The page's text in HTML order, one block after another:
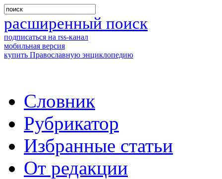
расширенный поиск
подписаться на rss-канал
мобильная версия
купить Православную энциклопедию
Словник
Рубрикатор
Избранные статьи
От редакции